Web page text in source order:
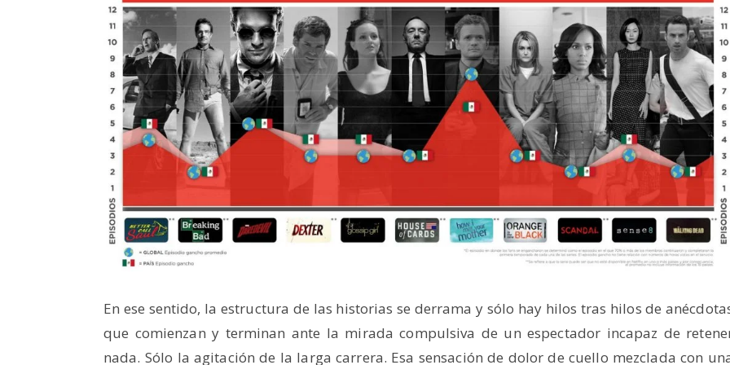
En ese sentido, la estructura de las historias se derrama y sólo hay hilos tras hilos de
que comienzan y terminan ante la mirada compulsiva de un espectador incapaz de
nada. Sólo la agitación de la larga carrera. Esa sensación de dolor de cuello mezclada con